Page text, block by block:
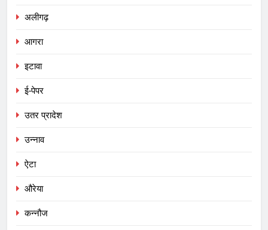
अलीगढ़
आगरा
इटावा
ई-पेपर
उतर प्रादेश
उन्नाव
ऐटा
औरेया
कन्नौज